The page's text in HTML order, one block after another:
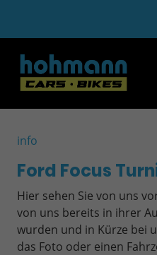
info
Ford Focus
Hier sehen Sie von uns
von uns bereits in ihrer
wurden und in Kürze bei
das Foto oder einen